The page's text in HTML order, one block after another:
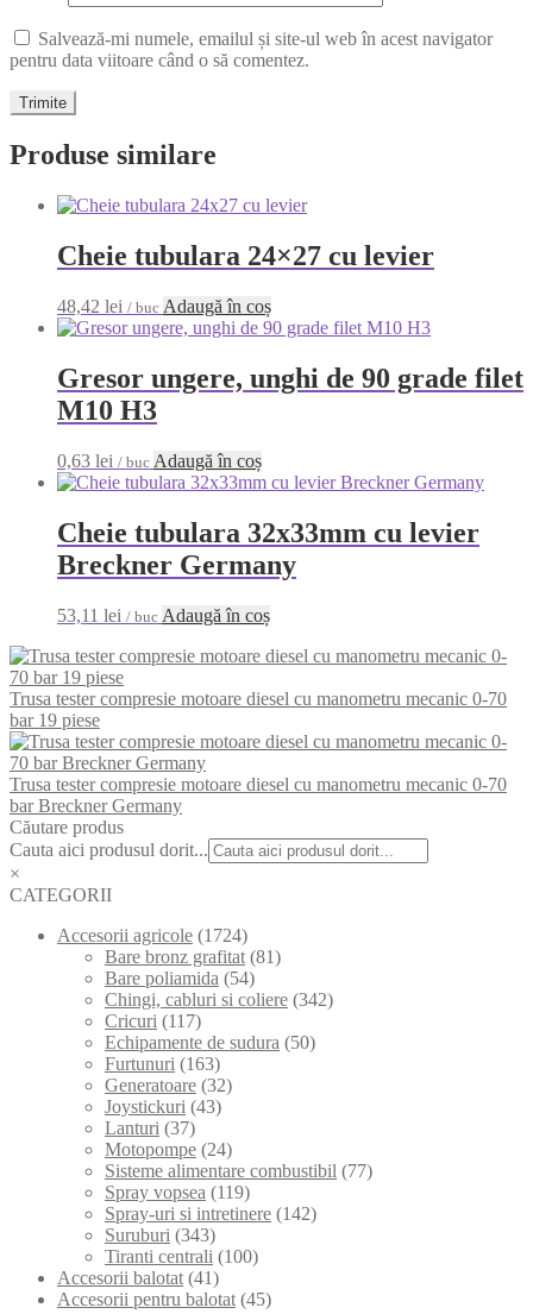
Salvează-mi numele, emailul și site-ul web în acest navigator
pentru data viitoare când o să comentez.
Produse similare
Cheie tubulara 24×27 cu levier
48,42 lei / buc Adaugă în coș
Gresor ungere, unghi de 90 grade filet
M10 H3
0,63 lei / buc Adaugă în coș
Cheie tubulara 32x33mm cu levier
Breckner Germany
53,11 lei / buc Adaugă în coș
Trusa tester compresie motoare diesel cu manometru mecanic 0-70
bar 19 piese
Trusa tester compresie motoare diesel cu manometru mecanic 0-70
bar Breckner Germany
Căutare produs
Cauta aici produsul dorit...
×
CATEGORII
Accesorii agricole (1724)
Bare bronz grafitat (81)
Bare poliamida (54)
Chingi, cabluri si coliere (342)
Cricuri (117)
Echipamente de sudura (50)
Furtunuri (163)
Generatoare (32)
Joystickuri (43)
Lanturi (37)
Motopompe (24)
Sisteme alimentare combustibil (77)
Spray vopsea (119)
Spray-uri si intretinere (142)
Suruburi (343)
Tiranti centrali (100)
Accesorii balotat (41)
Accesorii pentru balotat (45)